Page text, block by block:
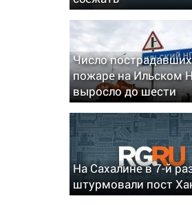
Число
пожаре на Ильском
выросло до шести
На Сахалине в 7-й
штурмовали пост